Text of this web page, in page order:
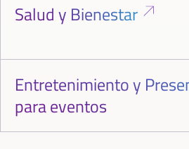
Salud y Bienestar
Entretenimiento y
para eventos